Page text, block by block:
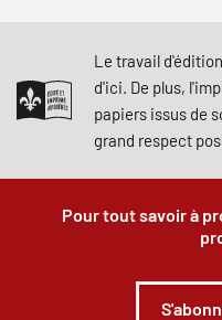
Le travail
d'ici. De plus,
papiers issus de
grand respect
Pour tout savoir à